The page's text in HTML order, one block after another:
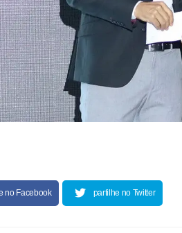
no Facebook partilhe no Twitter